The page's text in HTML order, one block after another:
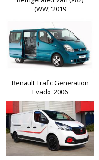
(WW) '2019
Renault Trafic Generation
Evado '2006